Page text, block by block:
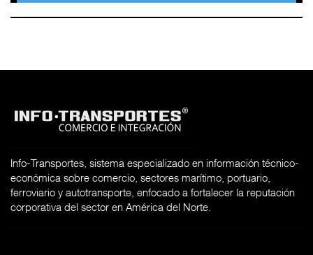
Info-Transportes, sistema especializado en información técnico-
económica sobre comercio, sectores marítimo, portuario,
ferroviario y autotransporte, enfocado a fortalecer la reputación
corporativa del sector en América del Norte.